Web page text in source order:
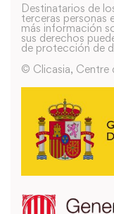
Destinatarios de
terceras personas
más información
sus derechos
de protección de
© Clicasia, Centre